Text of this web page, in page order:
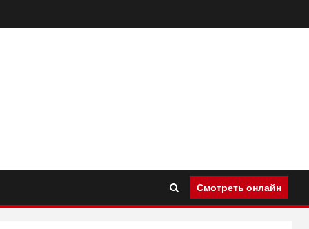
Смотреть онлайн